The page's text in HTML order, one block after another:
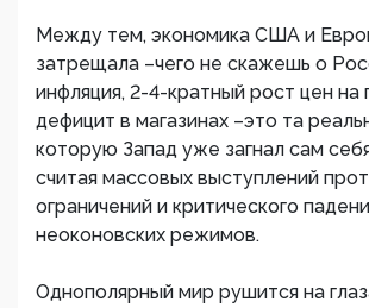
Между тем, экономика США и
затрещала –чего не скажешь о
инфляция, 2-4-кратный рост цен на
дефицит в магазинах –это та
которую Запад уже загнал сам
считая массовых выступлений
ограничений и критического
неоконовских режимов.
Однополярный мир рушится на